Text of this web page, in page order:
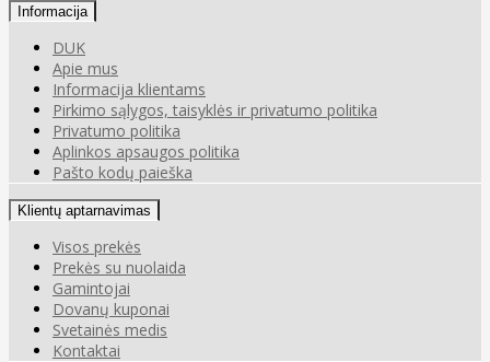
Informacija
DUK
Apie mus
Informacija klientams
Pirkimo sąlygos, taisyklės ir privatumo politika
Privatumo politika
Aplinkos apsaugos politika
Pašto kodų paieška
Klientų aptarnavimas
Visos prekės
Prekės su nuolaida
Gamintojai
Dovanų kuponai
Svetainės medis
Kontaktai